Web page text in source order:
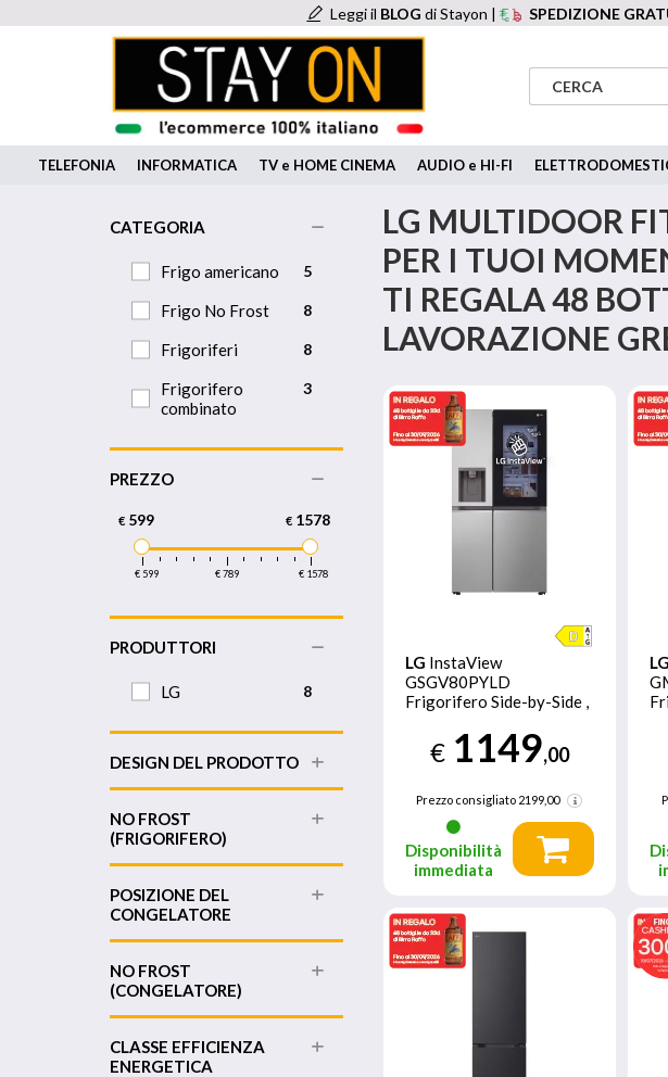
Leggi il BLOG di Stayon | SPEDIZIONE
TELEFONIA INFORMATICA TV e HOME CINEMA AUDIO e HI-FI
LG MULTIDOOR
PER I TUOI
TI REGALA 48
LAVORAZIONE
LG InstaView
GSGV80PYLD
Frigorifero Side-by-Side ,
Con allaccio
€ 1149,00
Prezzo consigliato 2199,00
Disponibilità
immediata
LG
CATEGORIA
Frigo americano 5
Frigo No Frost 8
Frigoriferi 8
Frigorifero
combinato
3
PREZZO
€ 599 € 789 € 1578
€599 € 1578
PRODUTTORI
LG 8
DESIGN DEL PRODOTTO
NO FROST
(FRIGORIFERO)
POSIZIONE DEL
CONGELATORE
NO FROST
(CONGELATORE)
CLASSE EFFICIENZA
ENERGETICA